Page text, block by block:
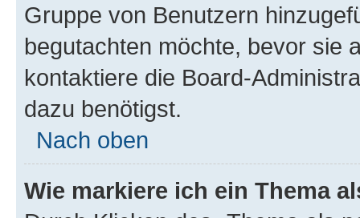
Gruppe von Benutzern
begutachten möchte, bevor sie
kontaktiere die Board-
dazu benötigst.
Nach oben
Wie markiere ich ein Thema